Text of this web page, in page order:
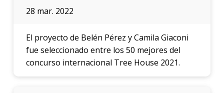
28 mar. 2022
El proyecto de Belén Pérez y Camila Giaconi
fue seleccionado entre los 50 mejores del
concurso internacional Tree House 2021.